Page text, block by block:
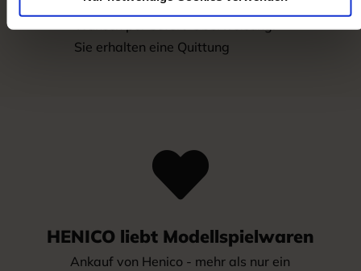
Sie erhalten eine Quittung

HENICO liebt Modellspielwaren
Ankauf von Henico - mehr als nur ein